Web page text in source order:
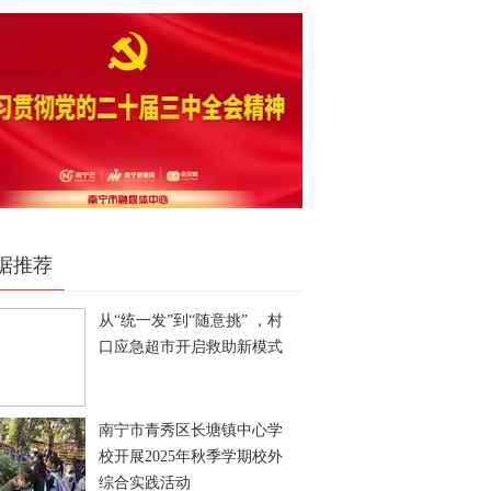
推荐
从“统一发”到“随意挑” ，村
口应急超市开启救助新模式
南宁市青秀区长塘镇中心学
校开展2025年秋季学期校外
综合实践活动